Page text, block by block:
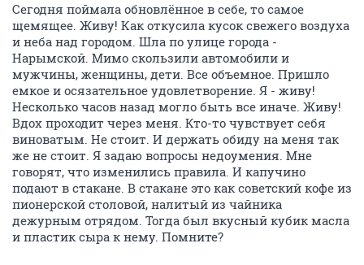
Сегодня поймала обновлённое в себе, то самое
щемящее. Живу! Как откусила кусок свежего воздуха
и неба над городом. Шла по улице города -
Нарымской. Мимо скользили автомобили и
мужчины, женщины, дети. Все объемное. Пришло
емкое и осязательное удовлетворение. Я - живу!
Несколько часов назад могло быть все иначе. Живу!
Вдох проходит через меня. Кто-то чувствует себя
виноватым. Не стоит. И держать обиду на меня так
же не стоит. Я задаю вопросы недоумения. Мне
говорят, что изменились правила. И капучино
подают в стакане. В стакане это как советский кофе из
пионерской столовой, налитый из чайника
дежурным отрядом. Тогда был вкусный кубик масла
и пластик сыра к нему. Помните?